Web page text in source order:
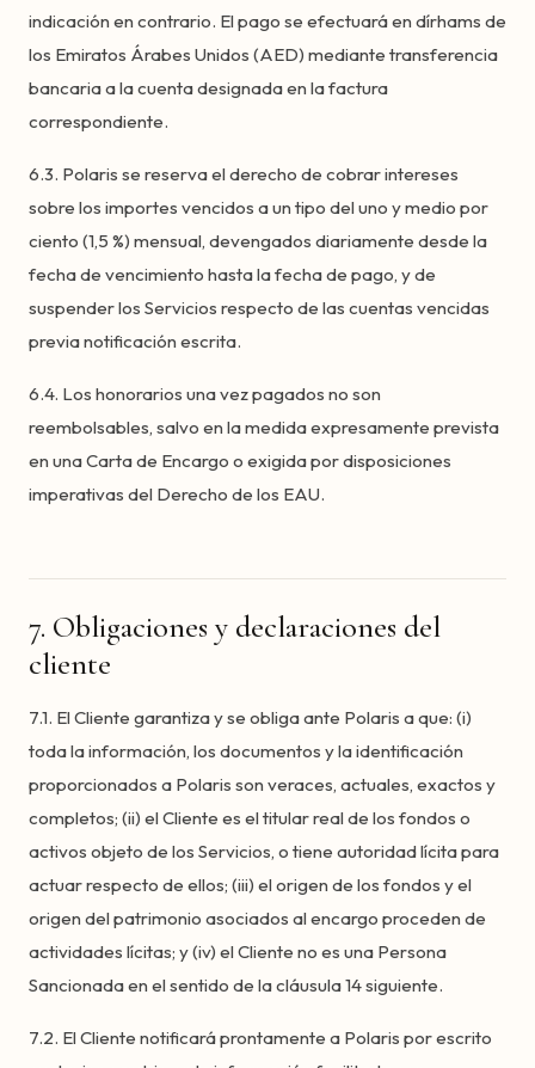
indicación en contrario. El pago se efectuará en dírhams de
los Emiratos Árabes Unidos (AED) mediante transferencia
bancaria a la cuenta designada en la factura
correspondiente.
6.3. Polaris se reserva el derecho de cobrar intereses
sobre los importes vencidos a un tipo del uno y medio por
ciento (1,5 %) mensual, devengados diariamente desde la
fecha de vencimiento hasta la fecha de pago, y de
suspender los Servicios respecto de las cuentas vencidas
previa notificación escrita.
6.4. Los honorarios una vez pagados no son
reembolsables, salvo en la medida expresamente prevista
en una Carta de Encargo o exigida por disposiciones
imperativas del Derecho de los EAU.
7. Obligaciones y declaraciones del
cliente
7.1. El Cliente garantiza y se obliga ante Polaris a que: (i)
toda la información, los documentos y la identificación
proporcionados a Polaris son veraces, actuales, exactos y
completos; (ii) el Cliente es el titular real de los fondos o
activos objeto de los Servicios, o tiene autoridad lícita para
actuar respecto de ellos; (iii) el origen de los fondos y el
origen del patrimonio asociados al encargo proceden de
actividades lícitas; y (iv) el Cliente no es una Persona
Sancionada en el sentido de la cláusula 14 siguiente.
7.2. El Cliente notificará prontamente a Polaris por escrito